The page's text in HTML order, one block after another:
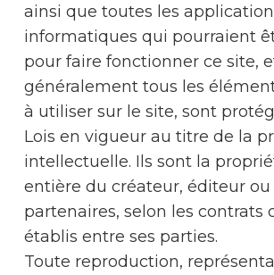
ainsi que toutes les
informatiques qui pourraient
pour faire fonctionner ce site,
généralement tous les
à utiliser sur le site, sont
Lois en vigueur au titre de la
intellectuelle. Ils sont la
entière du créateur, éditeur ou
partenaires, selon les contrats
établis entre ses parties.
Toute reproduction,